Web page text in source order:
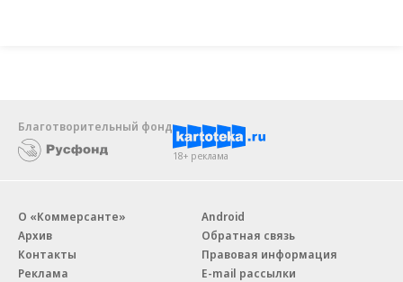
Благотворительный фонд
18+ реклама
О «Коммерсанте»
Архив
Контакты
Реклама
Android
Обратная связь
Правовая информация
E-mail рассылки